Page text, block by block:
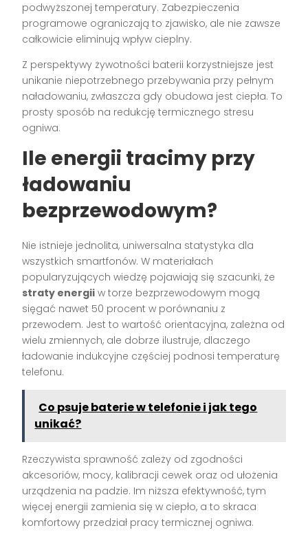
podwyższonej temperatury. Zabezpieczenia
programowe ograniczają to zjawisko, ale nie zawsze
całkowicie eliminują wpływ cieplny.
Z perspektywy żywotności baterii korzystniejsze jest
unikanie niepotrzebnego przebywania przy pełnym
naładowaniu, zwłaszcza gdy obudowa jest ciepła. To
prosty sposób na redukcję termicznego stresu
ogniwa.
Ile energii tracimy przy
ładowaniu
bezprzewodowym?
Nie istnieje jednolita, uniwersalna statystyka dla
wszystkich smartfonów. W materiałach
popularyzujących wiedzę pojawiają się szacunki, że
straty energii w torze bezprzewodowym mogą
sięgać nawet 50 procent w porównaniu z
przewodem. Jest to wartość orientacyjna, zależna od
wielu zmiennych, ale dobrze ilustruje, dlaczego
ładowanie indukcyjne częściej podnosi temperaturę
telefonu.
Co psuje baterie w telefonie i jak tego
unikać?
Rzeczywista sprawność zależy od zgodności
akcesoriów, mocy, kalibracji cewek oraz od ułożenia
urządzenia na padzie. Im niższa efektywność, tym
więcej energii zamienia się w ciepło, a to skraca
komfortowy przedział pracy termicznej ogniwa.